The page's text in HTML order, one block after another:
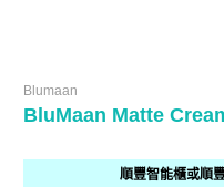
Blumaan
BluMaan Matte
順豐智能櫃或順